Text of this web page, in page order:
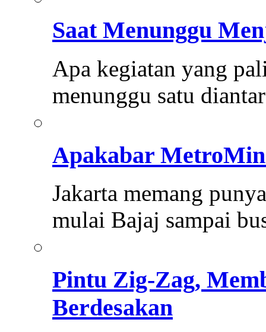
Saat Menunggu
Apa kegiatan yang
menunggu satu
Apakabar
Jakarta memang
mulai Bajaj sampai
Pintu Zig-Zag,
Berdesakan